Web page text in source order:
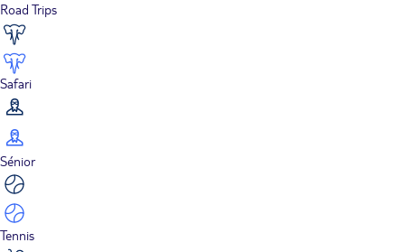
Road Trips
Safari
Sénior
Tennis